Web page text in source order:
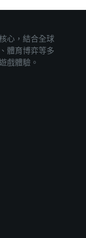
心，結合全球
體育博弈等多
戲體驗。